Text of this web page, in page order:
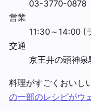
03-3770-0878
営業
11:30～14:00 (
交通
京王井の頭神
料理がすごくおいし
の一部のレシピがウ